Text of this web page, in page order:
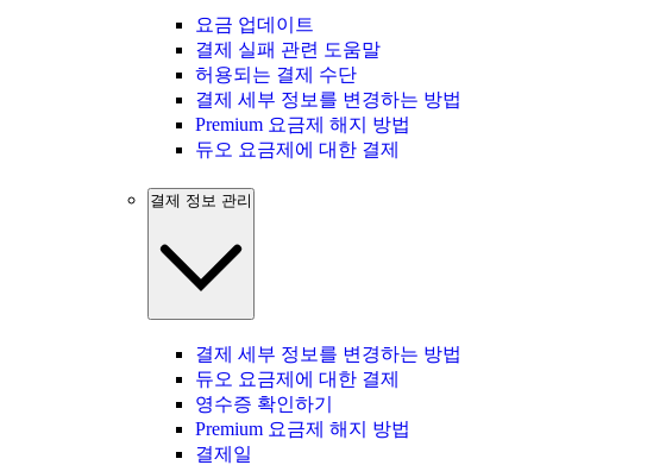
요금 업데이트
결제 실패 관련 도움말
허용되는 결제 수단
결제 세부 정보를 변경하는 방법
Premium 요금제 해지 방법
듀오 요금제에 대한 결제
결제 정보 관리
결제 세부 정보를 변경하는 방법
듀오 요금제에 대한 결제
영수증 확인하기
Premium 요금제 해지 방법
결제일